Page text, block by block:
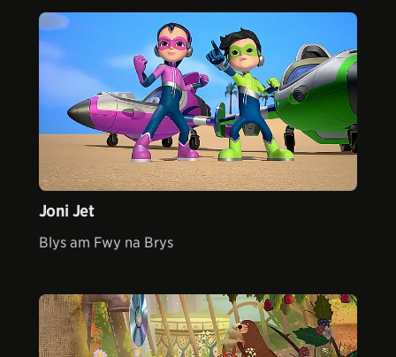
Joni Jet
Blys am Fwy na Brys